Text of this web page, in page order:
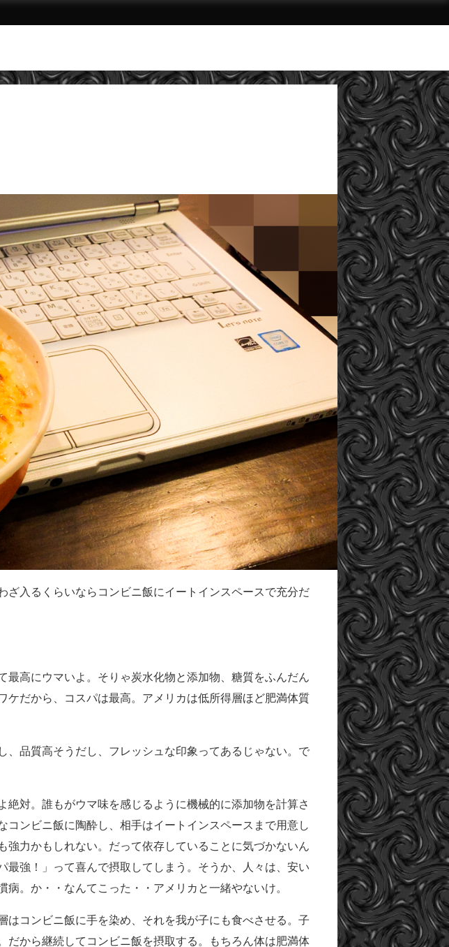
入るくらいならコンビニ飯にイートインスペースで充分だ
高にウマいよ。そりゃ炭水化物と添加物、糖質をふんだん
だから、コスパは最高。アメリカは低所得層ほど肥満体質
品質高そうだし、フレッシュな印象ってあるじゃない。で
対。誰もがウマ味を感じるように機械的に添加物を計算さ
ンビニ飯に陶酔し、相手はイートインスペースまで用意し
力かもしれない。だって依存していることに気づかないん
強！」って喜んで摂取してしまう。そうか、人々は、安い
。か・・なんてこった・・アメリカと一緒やないけ。
コンビニ飯に手を染め、それを我が子にも食べさせる。子
から継続してコンビニ飯を摂取する。もちろん体は肥満体